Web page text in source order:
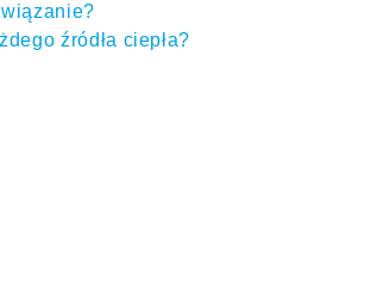
źródła ciepła?